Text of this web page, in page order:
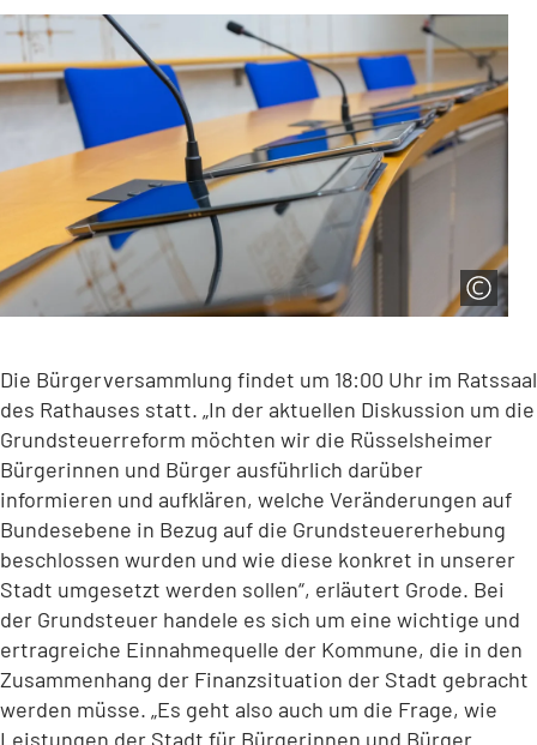
Die Bürgerversammlung findet um 18:00 Uhr im Ratssaal
des Rathauses statt. „In der aktuellen Diskussion um die
Grundsteuerreform möchten wir die Rüsselsheimer
Bürgerinnen und Bürger ausführlich darüber
informieren und aufklären, welche Veränderungen auf
Bundesebene in Bezug auf die Grundsteuererhebung
beschlossen wurden und wie diese konkret in unserer
Stadt umgesetzt werden sollen“, erläutert Grode. Bei
der Grundsteuer handele es sich um eine wichtige und
ertragreiche Einnahmequelle der Kommune, die in den
Zusammenhang der Finanzsituation der Stadt gebracht
werden müsse. „Es geht also auch um die Frage, wie
Leistungen der Stadt für Bürgerinnen und Bürger